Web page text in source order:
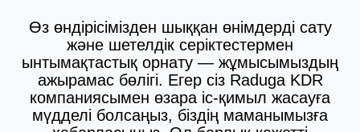
Өз өндірісімізден шыққан өнімдерді сату
және шетелдік серіктестермен
ынтымақтастық орнату — жұмысымыздың
ажырамас бөлігі. Егер сіз Raduga KDR
компаниясымен өзара іс-қимыл жасауға
мүдделі болсаңыз, біздің маманымызға